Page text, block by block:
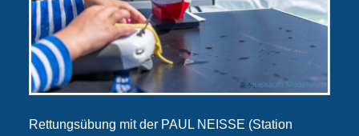
Rettungsübung mit der PAUL NEISSE (Station